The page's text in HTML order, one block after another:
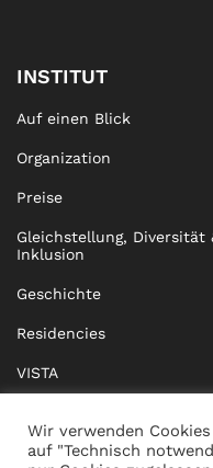
INSTITUT
Auf einen Blick
Organization
Preise
Gleichstellung, Diversität
Inklusion
Geschichte
Residencies
VISTA
BRIDGE Network
Wir verwenden
auf "Technisch